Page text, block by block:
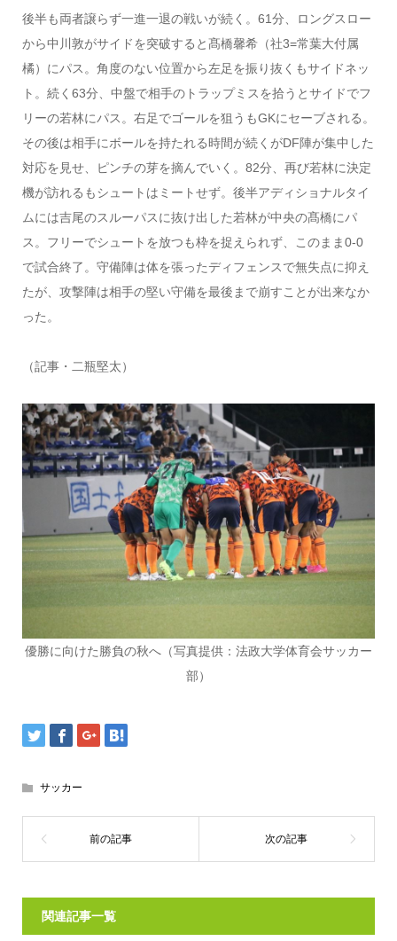
後半も両者譲らず一進一退の戦いが続く。61分、ロングスロー
から中川敦がサイドを突破すると髙橋馨希（社3=常葉大付属
橘）にパス。角度のない位置から左足を振り抜くもサイドネッ
ト。続く63分、中盤で相手のトラップミスを拾うとサイドでフ
リーの若林にパス。右足でゴールを狙うもGKにセーブされる。
その後は相手にボールを持たれる時間が続くがDF陣が集中した
対応を見せ、ピンチの芽を摘んでいく。82分、再び若林に決定
機が訪れるもシュートはミートせず。後半アディショナルタイ
ムには吉尾のスルーパスに抜け出した若林が中央の髙橋にパ
ス。フリーでシュートを放つも枠を捉えられず、このまま0-0
で試合終了。守備陣は体を張ったディフェンスで無失点に抑え
たが、攻撃陣は相手の堅い守備を最後まで崩すことが出来なか
った。
（記事・二瓶堅太）
優勝に向けた勝負の秋へ（写真提供：法政大学体育会サッカー
部）
サッカー
関連記事一覧